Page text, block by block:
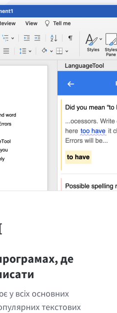
Apple Pages
LibreOffice
де
у всіх основних
текстових